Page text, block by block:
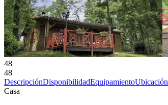
48
48
DescripciónDisponibilidadEquipamientoUbicación
Casa